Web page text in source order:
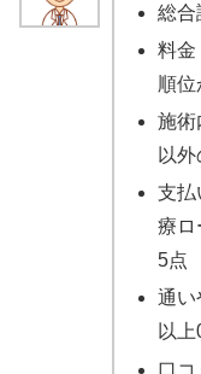
総合
料金
順位
施術
以外
支払
療ロ
5点
通い
以上
口コ